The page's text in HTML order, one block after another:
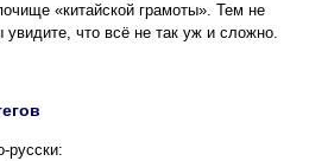
«китайской грамоты». Тем не
что всё не так уж и сложно.
русски: